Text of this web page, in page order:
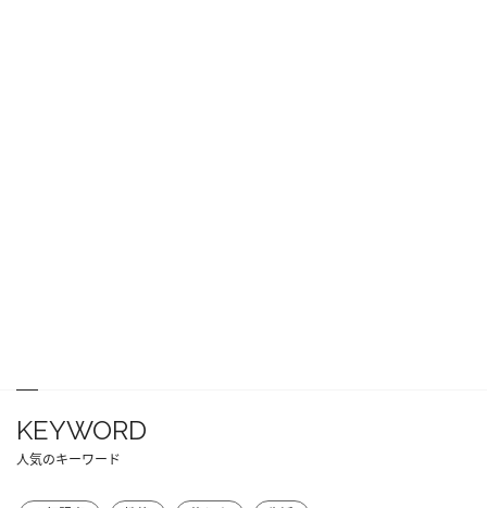
KEYWORD
人気のキーワード